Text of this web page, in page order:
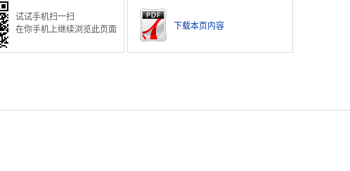
试试手机扫一扫
在你手机上继续浏览此页面
下载本页内容